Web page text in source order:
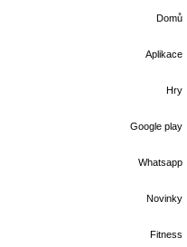
Domů
Aplikace
Hry
Google play
Whatsapp
Novinky
Fitness